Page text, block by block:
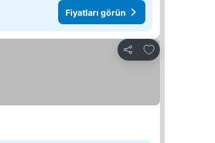
Fiyatları görün
Paylaş
Favorilerime ekle